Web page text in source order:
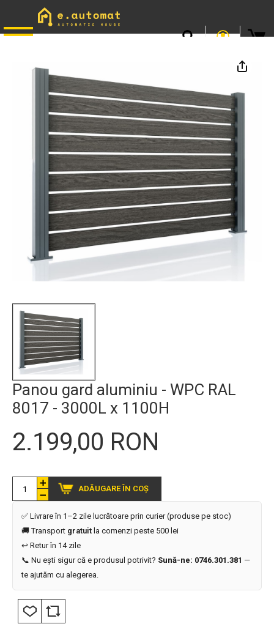
📞0746.301.381· L–V 9–17 · Livrare gratuită peste 500 lei
Panou gard aluminiu - WPC RAL
8017 - 3000L x 1100H
2.199,00 RON
ADĂUGARE ÎN COȘ
✅ Livrare în 1–2 zile lucrătoare prin curier (produse pe stoc)
🚚 Transport gratuit la comenzi peste 500 lei
↩️ Retur în 14 zile
📞 Nu ești sigur că e produsul potrivit? Sună-ne: 0746.301.381 —
te ajutăm cu alegerea.